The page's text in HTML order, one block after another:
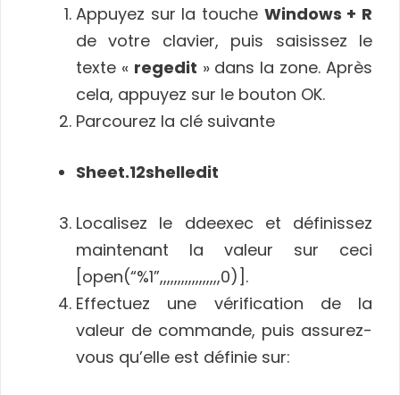
Appuyez sur la touche Windows + R
de votre clavier, puis saisissez le
texte « regedit » dans la zone. Après
cela, appuyez sur le bouton OK.
Parcourez la clé suivante
Sheet.12shelledit
Localisez le ddeexec et définissez
maintenant la valeur sur ceci
[open(“%1”,,,,,,,,,,,,,,,,,0)].
Effectuez une vérification de la
valeur de commande, puis assurez-
vous qu’elle est définie sur: